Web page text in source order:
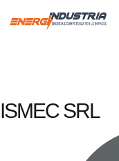
ISMEC SRL